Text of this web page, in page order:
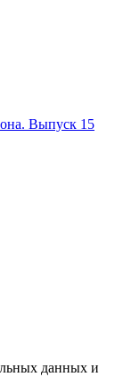
Выпуск 15
данных и